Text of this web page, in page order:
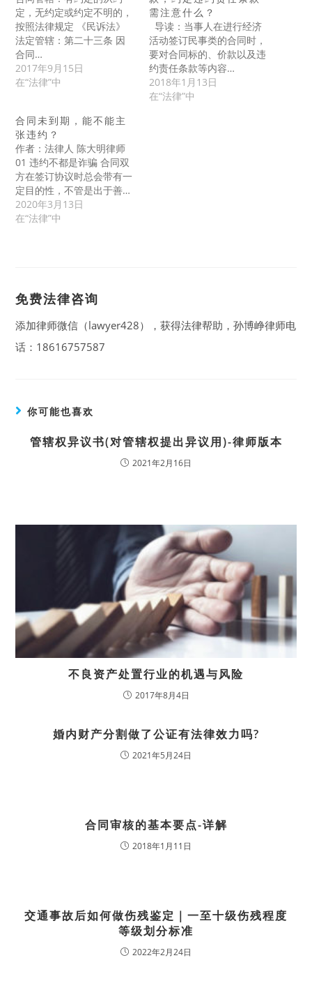
定，无约定或约定不明的，
按照法律规定 《民诉法》
法定管辖：第二十三条 因
合同…
2017年9月15日
在“法律”中
需注意什么？
导读：当事人在进行经济
活动签订民事类的合同时，
要对合同标的、价款以及违
约责任条款等内容…
2018年1月13日
在“法律”中
合同未到期，能不能主
张违约？
作者：法律人 陈大明律师
01 违约不都是诈骗 合同双
方在签订协议时总会带有一
定目的性，不管是出于善…
2020年3月13日
在“法律”中
免费法律咨询
添加律师微信（lawyer428），获得法律帮助，孙博峥律师电
话：18616757587
你可能也喜欢
管辖权异议书(对管辖权提出异议用)-律师版本
2021年2月16日
不良资产处置行业的机遇与风险
2017年8月4日
婚内财产分割做了公证有法律效力吗?
2021年5月24日
合同审核的基本要点-详解
2018年1月11日
交通事故后如何做伤残鉴定｜一至十级伤残程度
等级划分标准
2022年2月24日